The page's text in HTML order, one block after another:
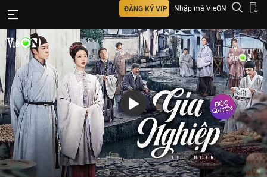
ĐĂNG KÝ VIP Nhập mã VieON